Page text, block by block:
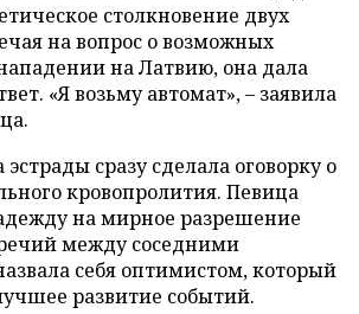
столкновение двух
на вопрос о возможных
на Латвию, она дала
«Я возьму автомат», – заявила
сразу сделала оговорку о
кровопролития. Певица
на мирное разрешение
между соседними
себя оптимистом, который
развитие событий.